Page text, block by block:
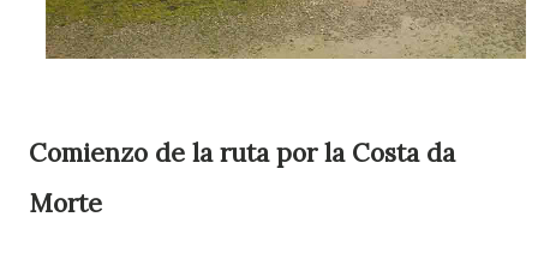
Comienzo de la ruta por la Costa da
Morte